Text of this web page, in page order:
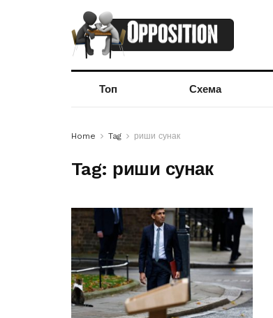
Топ Схема
Home Tag риши сунак
Tag: риши сунак